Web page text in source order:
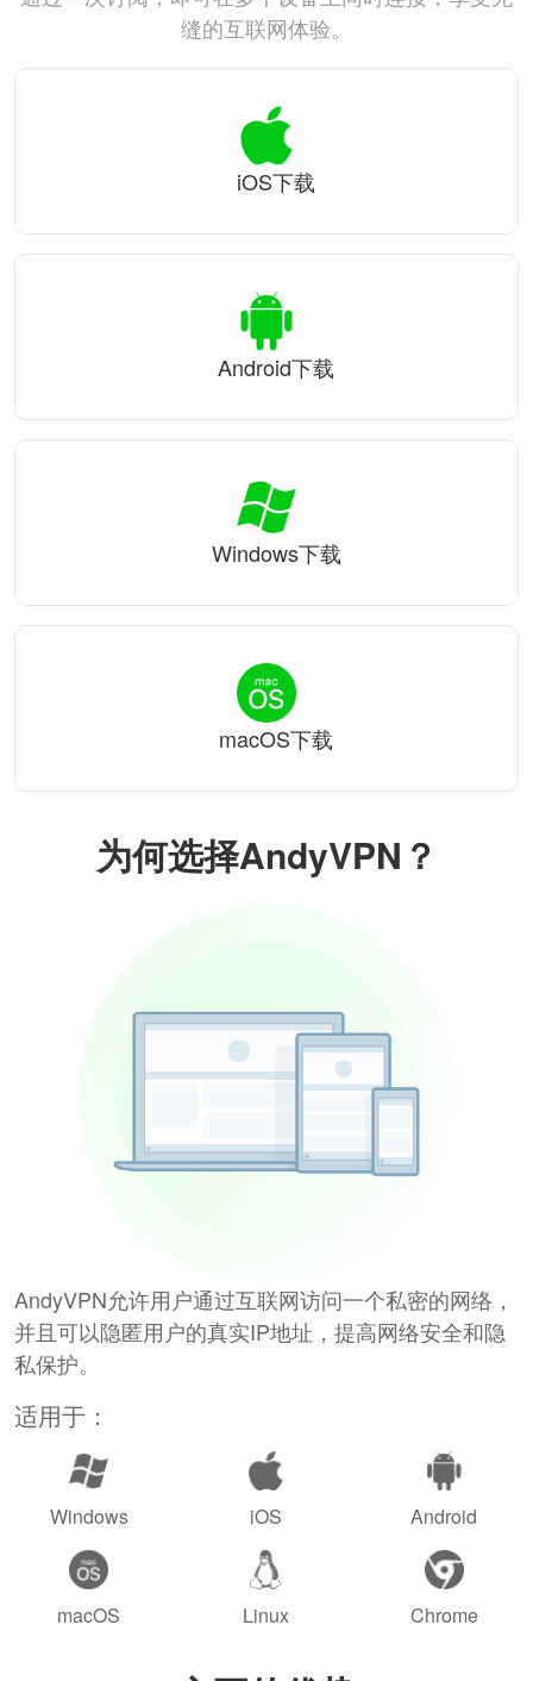
为何选择AndyVPN？
AndyVPN允许用户通过互联网访问一个私密的网络，
并且可以隐匿用户的真实IP地址，提高网络安全和隐
私保护。
适用于：
Windows iOS Android
macOS Linux Chrome
缝的互联网体验。
iOS下载
Android下载
Windows下载
macOS下载